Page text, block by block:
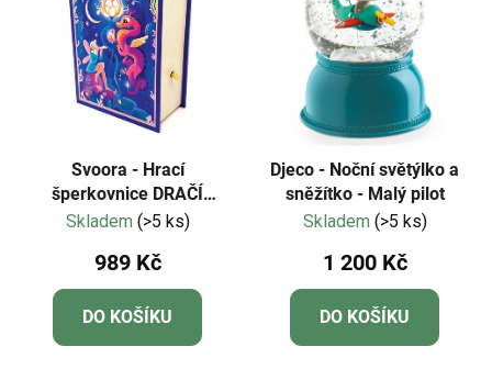
Svoora - Hrací
šperkovnice DRAČÍ
DÍVKA
Skladem (>5 ks)
989 Kč
DO KOŠÍKU
Djeco - Noční světýlko a
sněžítko - Malý pilot
Skladem (>5 ks)
1 200 Kč
DO KOŠÍKU